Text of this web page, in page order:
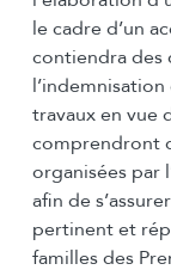
le cadre d’un
contiendra des
travaux en vue
comprendront
organisées par
afin de
pertinent et
familles des